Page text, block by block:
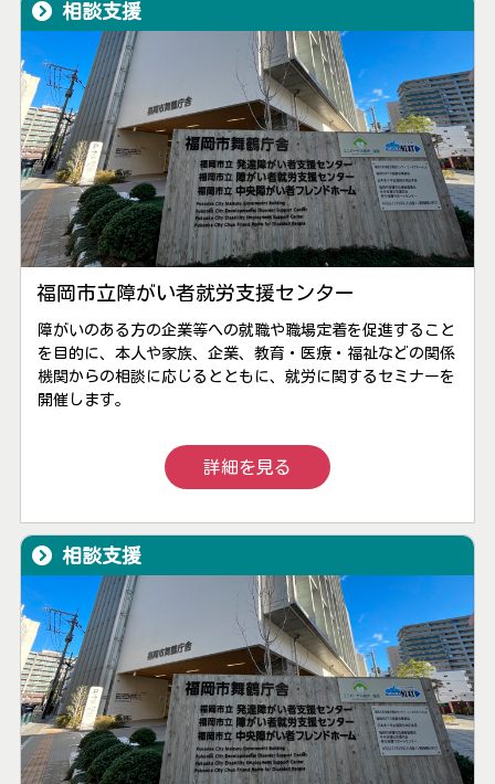
相談支援
福岡市立障がい者就労支援センター
障がいのある方の企業等への就職や職場定着を促進すること
を目的に、本人や家族、企業、教育・医療・福祉などの関係
機関からの相談に応じるとともに、就労に関するセミナーを
開催します。
詳細を見る
相談支援